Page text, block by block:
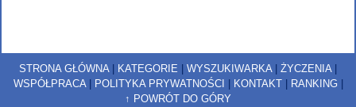
STRONA GŁÓWNA| KATEGORIE WYSZUKIWARKA| ŻYCZENIA|
WSPÓŁPRACA| POLITYKA PRYWATNOŚCI KONTAKT| RANKING|
↑ POWRÓT DO GÓRY